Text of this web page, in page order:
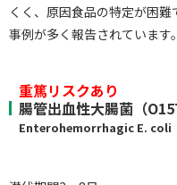
くく、原因食品の特定が困
事例が多く報告されています。
重篤リスクあり
腸管出血性大腸菌（
Enterohemorrhagic E. coli（